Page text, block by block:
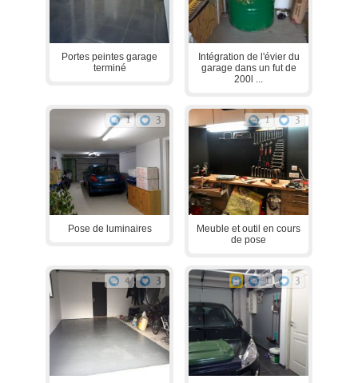
Portes peintes garage
terminé
Intégration de l'évier du
garage dans un fut de
200l ...
1 3
Pose de luminaires
1 3
Meuble et outil en cours
de pose
4 3 1 3